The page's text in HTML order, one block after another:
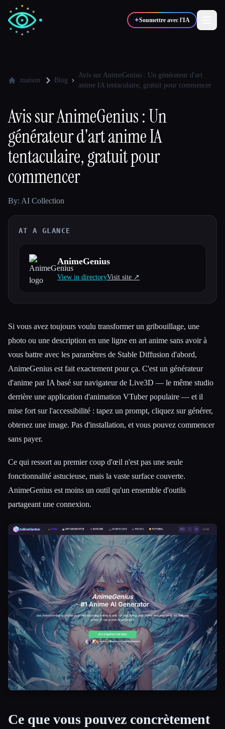
✦Soumettre avec l'IA
🎨Designers
💻 Développeurs Marketeurs
🎓Étudiants 🎬Créateurs
À propos
Esc
maison Blog
Avis sur AnimeGenius : Un générateur d'art
anime IA tentaculaire, gratuit pour commencer
Avis sur AnimeGenius : Un
générateur d'art anime IA
tentaculaire, gratuit pour
commencer
By: AI Collection
AT A GLANCE
AnimeGenius
View in directoryVisit site ↗︎
Si vous avez toujours voulu transformer un gribouillage, une
photo ou une description en une ligne en art anime sans avoir à
vous battre avec les paramètres de Stable Diffusion d'abord,
AnimeGenius est fait exactement pour ça. C'est un générateur
d'anime par IA basé sur navigateur de Live3D — le même studio
derrière une application d'animation VTuber populaire — et il
mise fort sur l'accessibilité : tapez un prompt, cliquez sur générer,
obtenez une image. Pas d'installation, et vous pouvez commencer
sans payer.
Ce qui ressort au premier coup d'œil n'est pas une seule
fonctionnalité astucieuse, mais la vaste surface couverte.
AnimeGenius est moins un outil qu'un ensemble d'outils
partageant une connexion.
Ce que vous pouvez concrètement